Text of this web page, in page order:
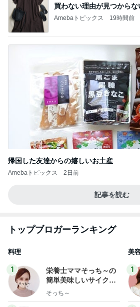
買わない理由が見つから
Amebaトピックス 19時間前
帰国した友達からの嬉しいお土産
Amebaトピックス 2日前
記事を読む
トップブロガーランキング
料理
1
栄養士ママそっち～の
簡単美味しいサイクル
献立
そっち～
美
1